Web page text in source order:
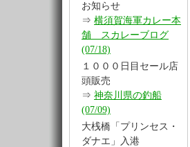
お知らせ
⇒ 横須賀海軍カレー本
舗 スカレーブログ
(07/18)
１０００日目セール店
頭販売
⇒ 神奈川県の釣船
(07/09)
大桟橋「プリンセス・
ダナエ」入港